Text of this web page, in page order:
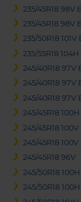
235/45R18 98V
235/45R18 98V
235/50R18
235/55R18
245/40R18 97V
245/40R18 97V
245/40R18 97V
245/45R18
245/45R18
245/45R18
245/45R18 96V
245/50R18 100H
245/50R18